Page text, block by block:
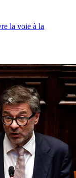
la voie à la